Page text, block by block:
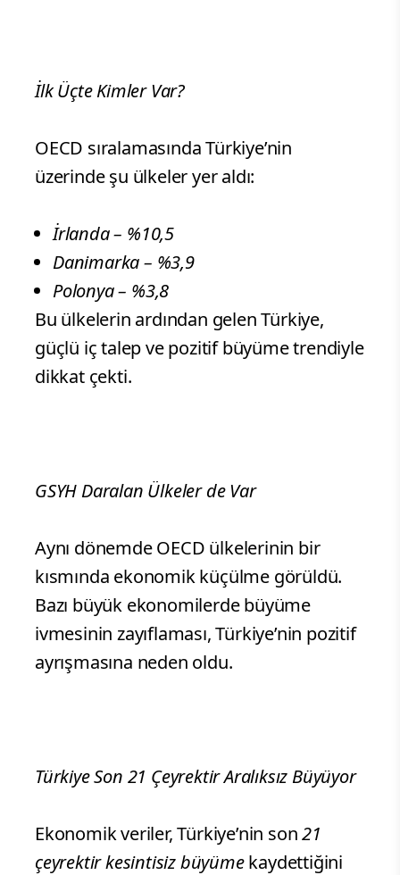
İlk Üçte Kimler Var?
OECD sıralamasında Türkiye’nin
üzerinde şu ülkeler yer aldı:
İrlanda – %10,5
Danimarka – %3,9
Polonya – %3,8
Bu ülkelerin ardından gelen Türkiye,
güçlü iç talep ve pozitif büyüme trendiyle
dikkat çekti.
GSYH Daralan Ülkeler de Var
Aynı dönemde OECD ülkelerinin bir
kısmında ekonomik küçülme görüldü.
Bazı büyük ekonomilerde büyüme
ivmesinin zayıflaması, Türkiye’nin pozitif
ayrışmasına neden oldu.
Türkiye Son 21 Çeyrektir Aralıksız Büyüyor
Ekonomik veriler, Türkiye’nin son21
çeyrektir kesintisiz büyümekaydettiğini